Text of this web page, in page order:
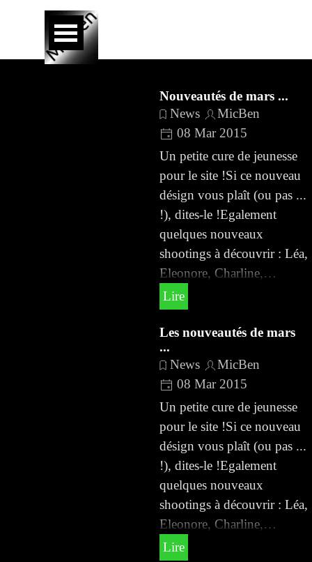
Sauter le menu
Nouveautés de mars ...
News
MicBen
08 Mar 2015
Un petite cure de jeunesse
pour le site !Si ce nouveau
désign vous plaît (ou pas ...
!), dites-le !Egalement
quelques nouveaux
shootings à découvrir : Léa,
Eleonore, Charline,…
Lire
Les nouveautés de mars
...
News
MicBen
08 Mar 2015
Un petite cure de jeunesse
pour le site !Si ce nouveau
désign vous plaît (ou pas ...
!), dites-le !Egalement
quelques nouveaux
shootings à découvrir : Léa,
Eleonore, Charline,…
Lire